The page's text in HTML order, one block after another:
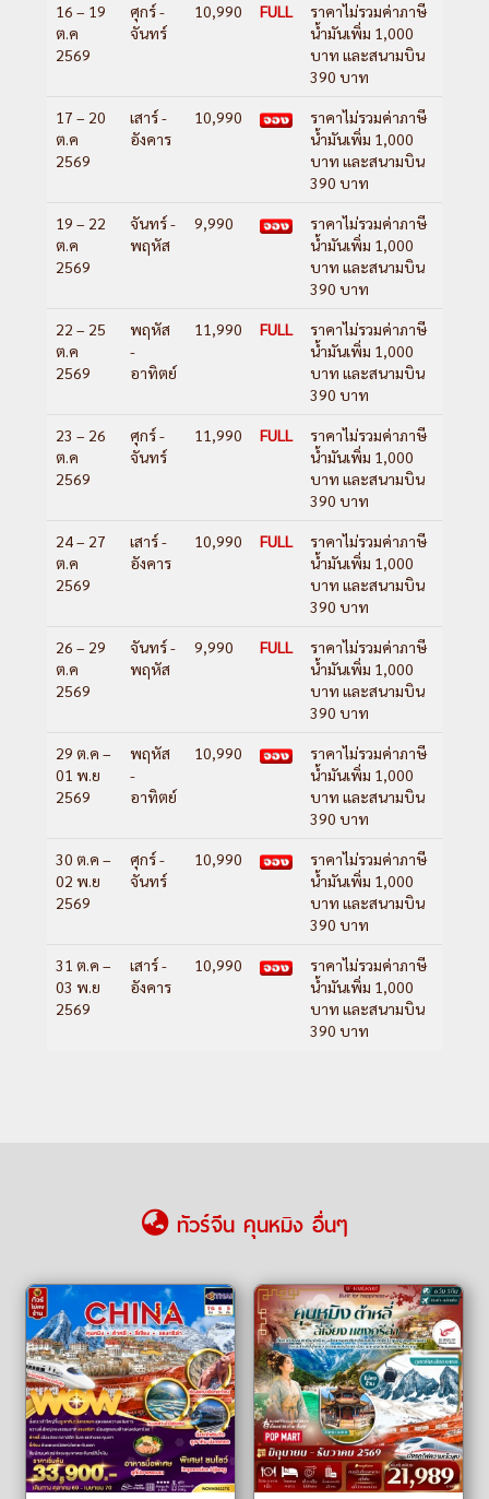
16 – 19
ต.ค
2569
ศุกร์ -
จันทร์
10,990 FULL
ราคาไม่รวมค่าภาษี
น้ำมันเพิ่ม 1,000
บาท และสนามบิน
390 บาท
17 – 20
ต.ค
2569
เสาร์ -
อังคาร
10,990
ราคาไม่รวมค่าภาษี
น้ำมันเพิ่ม 1,000
บาท และสนามบิน
390 บาท
19 – 22
ต.ค
2569
จันทร์ -
พฤหัส
9,990
ราคาไม่รวมค่าภาษี
น้ำมันเพิ่ม 1,000
บาท และสนามบิน
390 บาท
22 – 25
ต.ค
2569
พฤหัส
-
อาทิตย์
11,990 FULL
ราคาไม่รวมค่าภาษี
น้ำมันเพิ่ม 1,000
บาท และสนามบิน
390 บาท
23 – 26
ต.ค
2569
ศุกร์ -
จันทร์
11,990 FULL
ราคาไม่รวมค่าภาษี
น้ำมันเพิ่ม 1,000
บาท และสนามบิน
390 บาท
24 – 27
ต.ค
2569
เสาร์ -
อังคาร
10,990 FULL
ราคาไม่รวมค่าภาษี
น้ำมันเพิ่ม 1,000
บาท และสนามบิน
390 บาท
26 – 29
ต.ค
2569
จันทร์ -
พฤหัส
9,990 FULL
ราคาไม่รวมค่าภาษี
น้ำมันเพิ่ม 1,000
บาท และสนามบิน
390 บาท
29 ต.ค –
01 พ.ย
2569
พฤหัส
-
อาทิตย์
10,990
ราคาไม่รวมค่าภาษี
น้ำมันเพิ่ม 1,000
บาท และสนามบิน
390 บาท
30 ต.ค –
02 พ.ย
2569
ศุกร์ -
จันทร์
10,990
ราคาไม่รวมค่าภาษี
น้ำมันเพิ่ม 1,000
บาท และสนามบิน
390 บาท
31 ต.ค –
03 พ.ย
2569
เสาร์ -
อังคาร
10,990
ราคาไม่รวมค่าภาษี
น้ำมันเพิ่ม 1,000
บาท และสนามบิน
390 บาท
ทัวร์จีน คุนหมิง อื่นๆ